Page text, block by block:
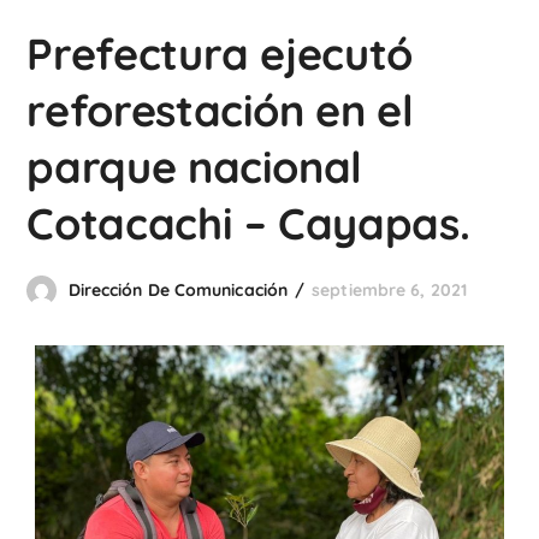
Prefectura ejecutó
reforestación en el
parque nacional
Cotacachi – Cayapas.
Dirección De Comunicación septiembre 6, 2021